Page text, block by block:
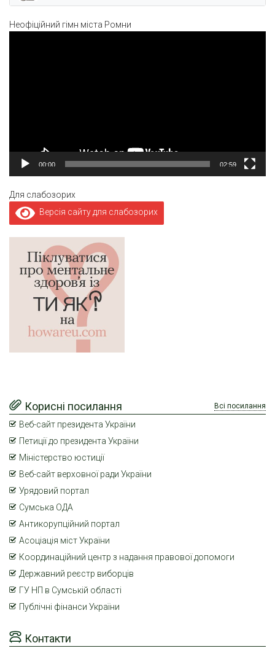
Неофіційний гімн міста Ромни
00:00 02:59
Для слабозорих
Версія сайту для слабозорих
Контакти
Корисні посилання Всі посилання
Веб-сайт президента України
Петиції до президента України
Міністерство юстиції
Веб-сайт верховної ради України
Урядовий портал
Сумська ОДА
Антикорупційний портал
Асоціація міст України
Координаційний центр з надання правової допомоги
Державний реєстр виборців
ГУ НП в Сумській області
Публічні фінанси України